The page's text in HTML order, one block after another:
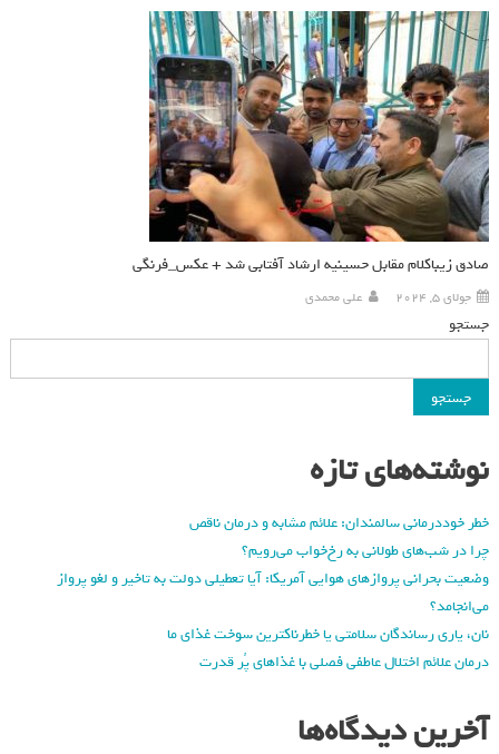
صادق زیباکلام مقابل حسینیه ارشاد آفتابی شد + عکس_فرنگی
جولای 5, 2024 علی محمدی
جستجو
جستجو
نوشته‌های تازه
خطر خوددرمانی سالمندان: علائم مشابه و درمان ناقص
چرا در شب‌های طولانی به رخ‌خواب می‌رویم؟
وضعیت بحرانی پروازهای هوایی آمریکا: آیا تعطیلی دولت به تاخیر و لغو پرواز
می‌انجامد؟
نان، یاری رساندگان سلامتی یا خطرناکترین سوخت غذای ما
درمان علائم اختلال عاطفی فصلی با غذاهای پُر قدرت
آخرین دیدگاه‌ها